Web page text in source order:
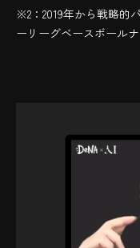
※2：2019年から戦略的
ーリーグベースボール